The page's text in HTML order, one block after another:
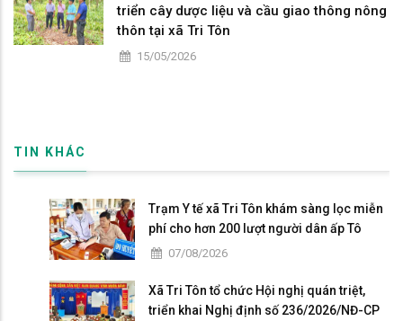
triển cây dược liệu và cầu giao thông nông
thôn tại xã Tri Tôn
15/05/2026
TIN KHÁC
Trạm Y tế xã Tri Tôn khám sàng lọc miễn
phí cho hơn 200 lượt người dân ấp Tô
Thuận.07/08/2026
Xã Tri Tôn tổ chức Hội nghị quán triệt,
triển khai Nghị định số 236/2026/NĐ-CP